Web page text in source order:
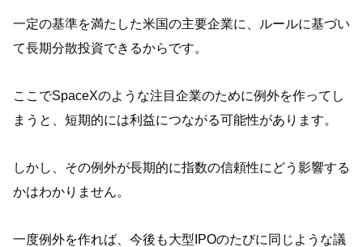
一定の基準を満たした米国の主要企業に、ルールに基づい
て長期分散投資できるからです。
ここでSpaceXのような注目企業のために例外を作ってし
まうと、短期的には利益につながる可能性があります。
しかし、その例外が長期的に指数の信頼性にどう影響する
かはわかりません。
一度例外を作れば、今後も大型IPOのたびに同じような議